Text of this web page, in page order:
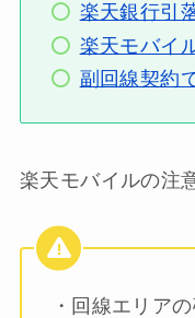
楽天銀行引
楽天モバイ
副回線契約
楽天モバイルの注
・回線エリア